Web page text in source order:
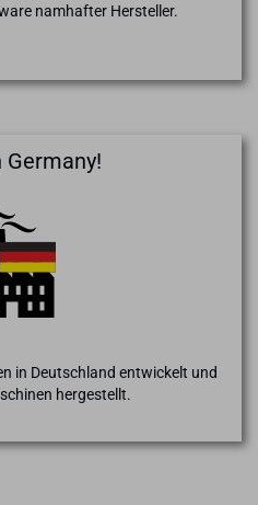
namhafter Hersteller.
Germany!
in Deutschland entwickelt und
hergestellt.